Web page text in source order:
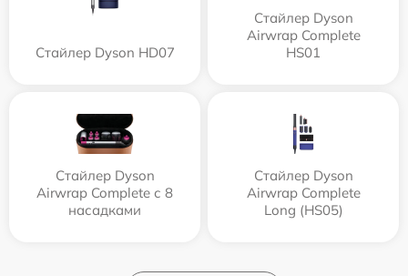
Стайлер Dyson HD07
Стайлер Dyson
Airwrap Complete
HS01
Стайлер Dyson
Airwrap Complete с 8
насадками
Стайлер Dyson
Airwrap Complete
Long (HS05)